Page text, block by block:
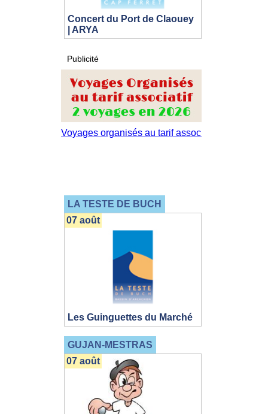
Concert du Port de Claouey
| ARYA
Publicité
LA TESTE DE BUCH
Les Guinguettes du Marché
07 août
GUJAN-MESTRAS
07 août